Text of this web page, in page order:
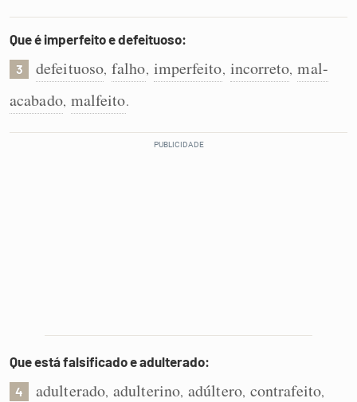
Dicionário
Sinônimos
Que é imperfeito e defeituoso:
3 defeituoso, falho, imperfeito, incorreto, mal-
acabado, malfeito.
Que está falsificado e adulterado:
4 adulterado, adulterino, adúltero, contrafeito,